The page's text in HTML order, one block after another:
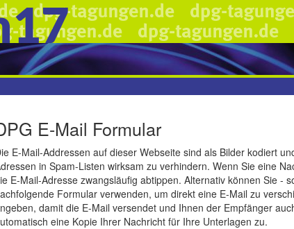
E-Mail Formular
E-Mail-Addressen auf dieser Webseite sind als Bilder kodiert
in Spam-Listen wirksam zu verhindern. Wenn Sie eine
E-Mail-Adresse zwangsläufig abtippen. Alternativ können Sie -
Formular verwenden, um direkt eine E-Mail zu
damit die E-Mail versendet und Ihnen der Empfänger
eine Kopie Ihrer Nachricht für Ihre Unterlagen zu.